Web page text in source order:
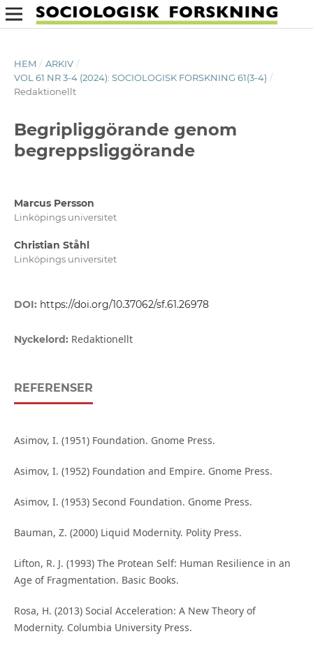
HEM / ARKIV /
VOL 61 NR 3-4 (2024): SOCIOLOGISK FORSKNING 61(3-4) /
Redaktionellt
Begripliggörande genom
begreppsliggörande
Marcus Persson
Linköpings universitet
Christian Ståhl
Linköpings universitet
DOI: https://doi.org/10.37062/sf.61.26978
Nyckelord: Redaktionellt
REFERENSER
Asimov, I. (1951) Foundation. Gnome Press.
Asimov, I. (1952) Foundation and Empire. Gnome Press.
Asimov, I. (1953) Second Foundation. Gnome Press.
Bauman, Z. (2000) Liquid Modernity. Polity Press.
Lifton, R. J. (1993) The Protean Self: Human Resilience in an
Age of Fragmentation. Basic Books.
Rosa, H. (2013) Social Acceleration: A New Theory of
Modernity. Columbia University Press.